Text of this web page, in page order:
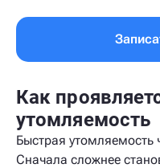
Как
утомляемость
Быстрая утомляемость
Сначала сложнее